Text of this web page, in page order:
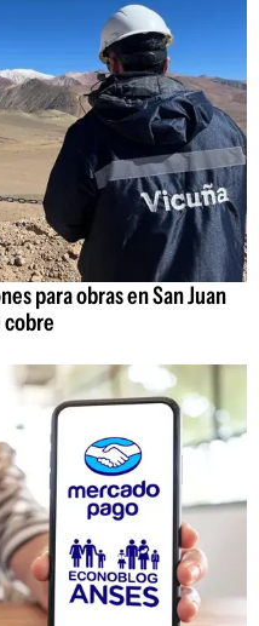
para obras en San Juan
cobre